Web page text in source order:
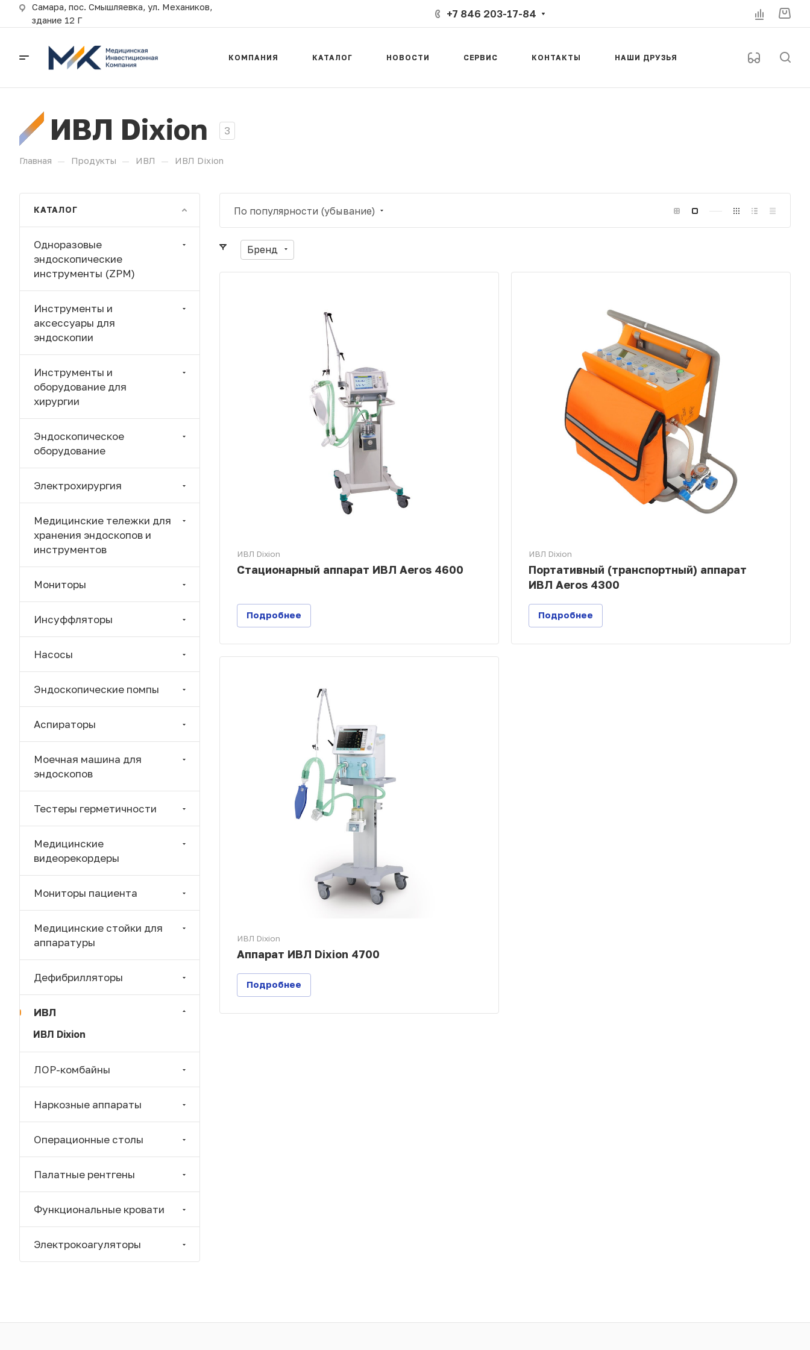
Самара, пос. Смышляевка, ул. Механиков,
здание 12 Г
+7 846 203-17-84
КОМПАНИЯ КАТАЛОГ НОВОСТИ СЕРВИС КОНТАКТЫ НАШИ ДРУЗЬЯ
ИВЛ Dixion 3
Главная — Продукты — ИВЛ — ИВЛ Dixion
По популярности (убывание)
Бренд
ИВЛ Dixion
Стационарный аппарат ИВЛ Aeros 4600
Подробнее
ИВЛ Dixion
Портативный (транспортный) аппарат
ИВЛ Aeros 4300
Подробнее
ИВЛ Dixion
Аппарат ИВЛ Dixion 4700
Подробнее
КАТАЛОГ
Одноразовые
эндоскопические
инструменты (ZPM)
Инструменты и
аксессуары для
эндоскопии
Инструменты и
оборудование для
хирургии
Эндоскопическое
оборудование
Электрохирургия
Медицинские тележки для
хранения эндоскопов и
инструментов
Мониторы
Инсуффляторы
Насосы
Эндоскопические помпы
Аспираторы
Моечная машина для
эндоскопов
Тестеры герметичности
Медицинские
видеорекордеры
Мониторы пациента
Медицинские стойки для
аппаратуры
Дефибрилляторы
ИВЛ
ИВЛ Dixion
ЛОР-комбайны
Наркозные аппараты
Операционные столы
Палатные рентгены
Функциональные кровати
Электрокоагуляторы